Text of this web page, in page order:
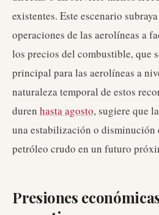
existentes. Este escenario
operaciones de las aerolíneas a
los precios del combustible, que
principal para las aerolíneas a
naturaleza temporal de estos
duren hasta agosto, sugiere que
una estabilización o disminución
petróleo crudo en un futuro
Presiones